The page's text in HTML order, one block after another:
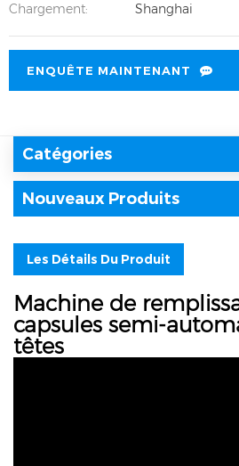
Chargement:
Shanghai
ENQUÊTE MAINTENANT
Catégories
Nouveaux Produits
Les Détails Du Produit
Machine de
capsules semi-
têtes